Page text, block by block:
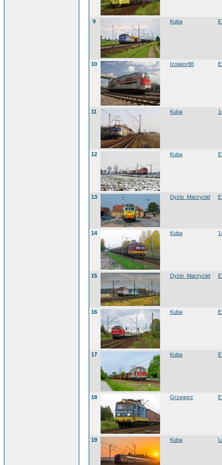
9 Kuba
10 Izolator88
11 Kuba
12 Kuba
13 Dyzio_Marzyciel
14 Kuba
15 Dyzio_Marzyciel
16 Kuba
17 Kuba
18 Grzegorz
19 Kuba